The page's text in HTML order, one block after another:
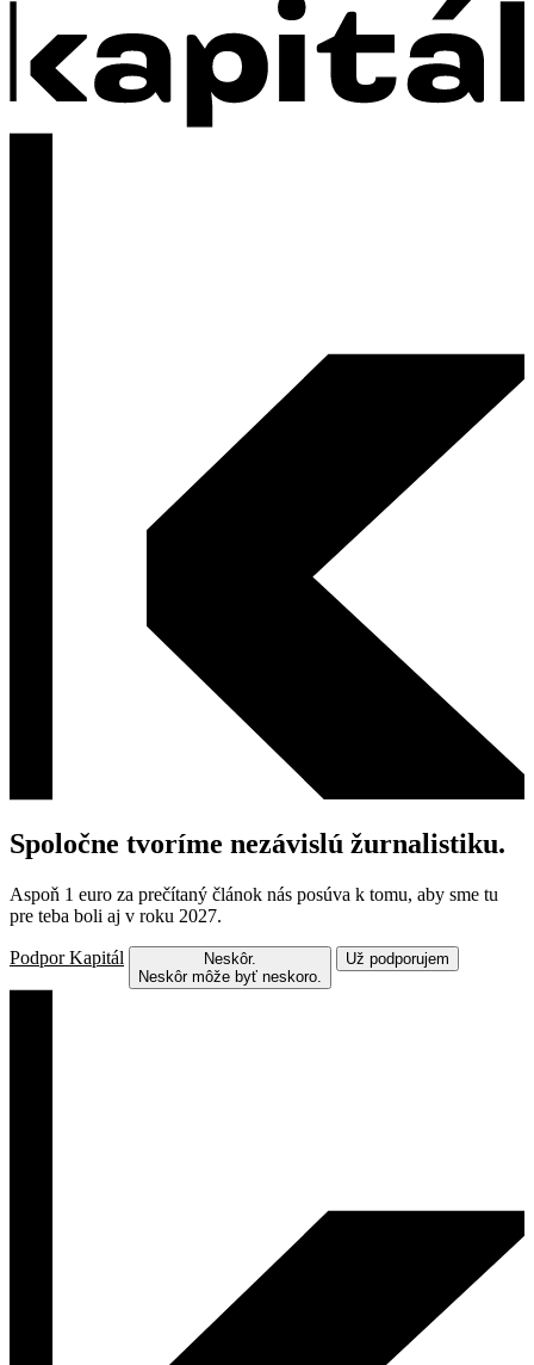
Spoločne tvoríme nezávislú žurnalistiku.
Aspoň 1 euro za prečítaný článok nás posúva k tomu, aby sme tu
pre teba boli aj v roku 2027.
Podpor Kapitál
Neskôr.
Neskôr môže byť neskoro.
Už podporujem